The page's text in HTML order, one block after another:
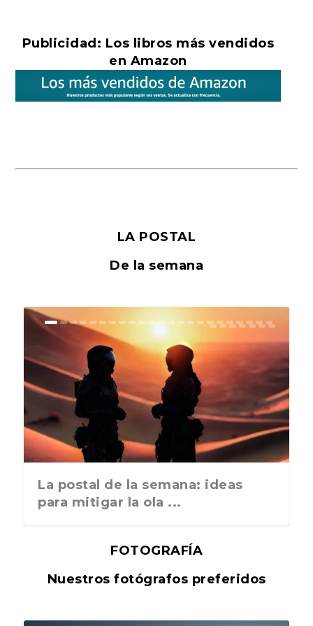
Publicidad: Los libros más vendidos
en Amazon
LA POSTAL
De la semana
La postal de la semana: ideas
para mitigar la ola ...
FOTOGRAFÍA
Nuestros fotógrafos preferidos